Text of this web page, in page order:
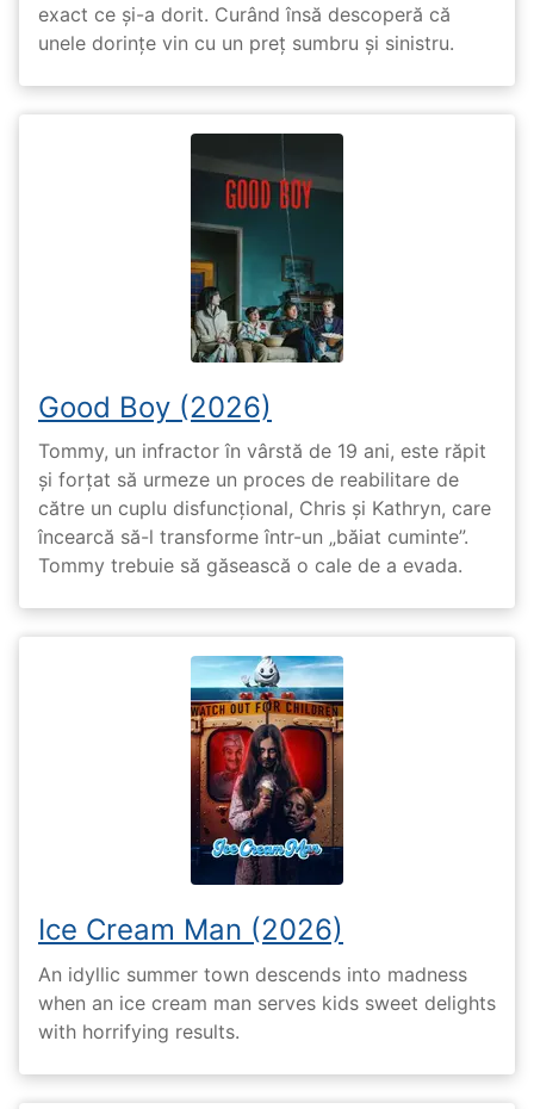
exact ce și-a dorit. Curând însă descoperă că
unele dorințe vin cu un preț sumbru și sinistru.
Good Boy (2026)
Tommy, un infractor în vârstă de 19 ani, este răpit
și forțat să urmeze un proces de reabilitare de
către un cuplu disfuncțional, Chris și Kathryn, care
încearcă să-l transforme într-un „băiat cuminte”.
Tommy trebuie să găsească o cale de a evada.
Ice Cream Man (2026)
An idyllic summer town descends into madness
when an ice cream man serves kids sweet delights
with horrifying results.